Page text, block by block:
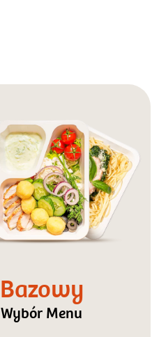
Bazowy
Wybór Menu